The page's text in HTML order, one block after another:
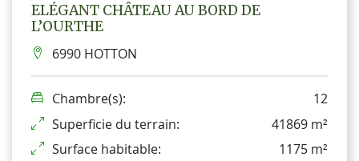
ELÉGANT CHÂTEAU AU BORD DE
L’OURTHE
6990 HOTTON
Chambre(s):
12
Superficie du terrain:
41869 m²
Surface habitable:
1175 m²